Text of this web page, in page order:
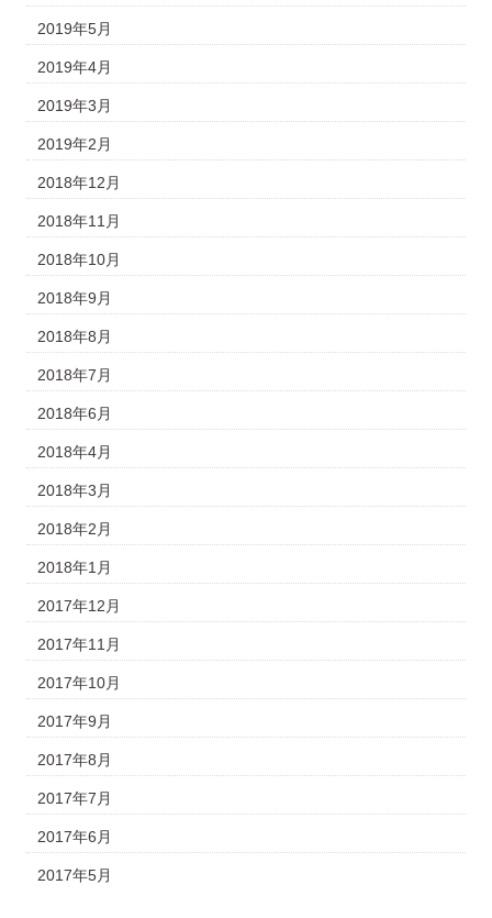
2019年5月
2019年4月
2019年3月
2019年2月
2018年12月
2018年11月
2018年10月
2018年9月
2018年8月
2018年7月
2018年6月
2018年4月
2018年3月
2018年2月
2018年1月
2017年12月
2017年11月
2017年10月
2017年9月
2017年8月
2017年7月
2017年6月
2017年5月